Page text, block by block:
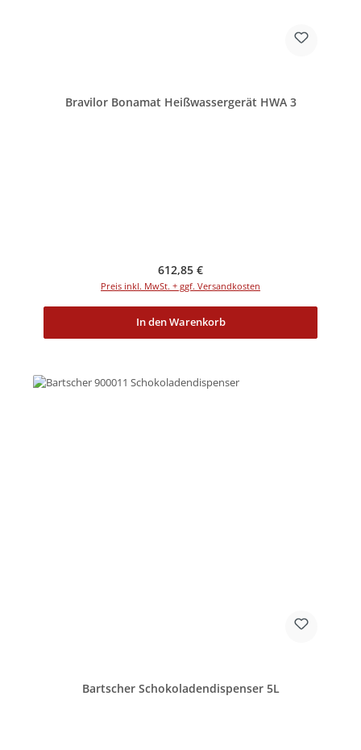
Bravilor Bonamat Heißwassergerät HWA 3
Regulärer Preis:
612,85 €
Preis inkl. MwSt. + ggf. Versandkosten
In den Warenkorb
Bartscher Schokoladendispenser 5L